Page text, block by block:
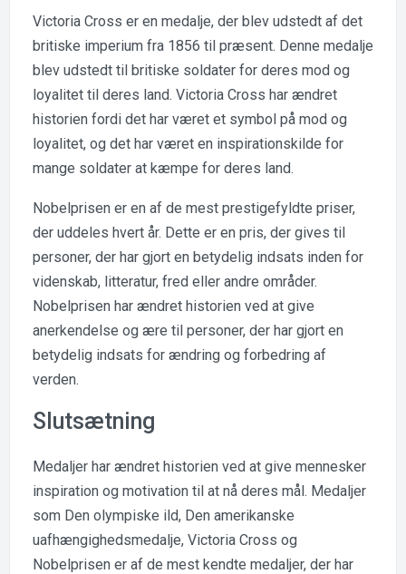
Victoria Cross er en medalje, der blev udstedt af det
britiske imperium fra 1856 til præsent. Denne medalje
blev udstedt til britiske soldater for deres mod og
loyalitet til deres land. Victoria Cross har ændret
historien fordi det har været et symbol på mod og
loyalitet, og det har været en inspirationskilde for
mange soldater at kæmpe for deres land.
Nobelprisen er en af de mest prestigefyldte priser,
der uddeles hvert år. Dette er en pris, der gives til
personer, der har gjort en betydelig indsats inden for
videnskab, litteratur, fred eller andre områder.
Nobelprisen har ændret historien ved at give
anerkendelse og ære til personer, der har gjort en
betydelig indsats for ændring og forbedring af
verden.
Slutsætning
Medaljer har ændret historien ved at give mennesker
inspiration og motivation til at nå deres mål. Medaljer
som Den olympiske ild, Den amerikanske
uafhængighedsmedalje, Victoria Cross og
Nobelprisen er af de mest kendte medaljer, der har